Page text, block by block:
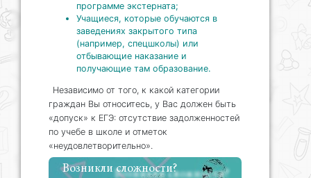
программе экстерната;
Учащиеся, которые обучаются в
заведениях закрытого типа
(например, спецшколы) или
отбывающие наказание и
получающие там образование.
Независимо от того, к какой категории
граждан Вы относитесь, у Вас должен быть
«допуск» к ЕГЭ: отсутствие задолженностей
по учебе в школе и отметок
«неудовлетворительно».
Возникли сложности?